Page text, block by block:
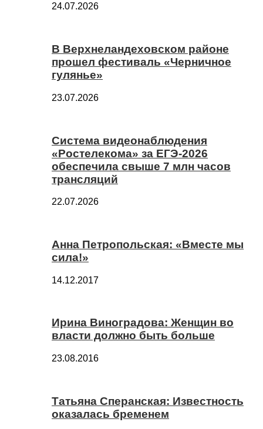
24.07.2026
В Верхнеландеховском районе
прошел фестиваль «Черничное
гулянье»
23.07.2026
Система видеонаблюдения
«Ростелекома» за ЕГЭ-2026
обеспечила свыше 7 млн часов
трансляций
22.07.2026
Анна Петропольская: «Вместе мы
сила!»
14.12.2017
Ирина Виноградова: Женщин во
власти должно быть больше
23.08.2016
Татьяна Сперанская: Известность
оказалась бременем